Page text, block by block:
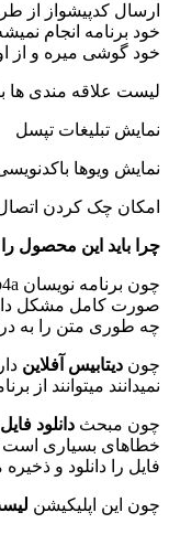
ارسال کدپیشواز از
خود برنامه انجام
خود گوشی میره و از
لیست علاقه مندی ها
نمایش تبلیغات تپسل
نمایش ویوها
امکان چک کردن اتصال
چرا باید این محصول را
چون برنامه نویسان b4a اکثرا در زمینه
صورت کامل مشکل
چه طوری متن را به
چون دیتابیس آفلاین
نمیدانند میتوانند از
چون مبحث دانلود فایل
خطاهای بسیاری است
فایل را دانلود و ذخیره
چون این اپلیکیشن